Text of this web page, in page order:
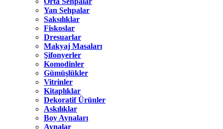
Yan Sehpalar
Saksılıklar
Fiskoslar
Dresuarlar
Makyaj Masaları
Şifonyerler
Komodinler
Gümüşlükler
Vitrinler
Kitaplıklar
Dekoratif Ürünler
Askılıklar
Boy Aynaları
Aynalar